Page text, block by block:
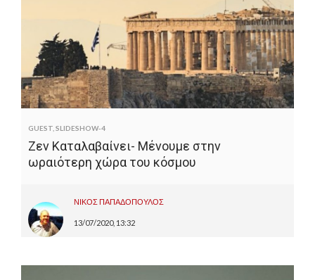
GUEST,SLIDESHOW-4
Ζεν Καταλαβαίνει- Μένουμε στην
ωραιότερη χώρα του κόσμου
ΝΙΚΟΣ ΠΑΠΑΔΟΠΟΥΛΟΣ
13/07/2020, 13:32